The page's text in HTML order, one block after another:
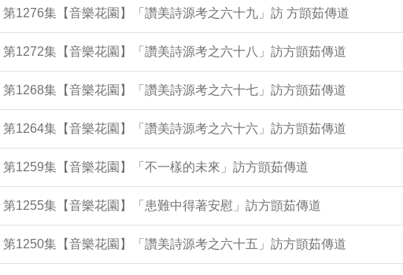
第1276集【音樂花園】「讚美詩源考之六十九」訪 方顗茹傳道
第1272集【音樂花園】「讚美詩源考之六十八」訪方顗茹傳道
第1268集【音樂花園】「讚美詩源考之六十七」訪方顗茹傳道
第1264集【音樂花園】「讚美詩源考之六十六」訪方顗茹傳道
第1259集【音樂花園】「不一樣的未來」訪方顗茹傳道
第1255集【音樂花園】「患難中得著安慰」訪方顗茹傳道
第1250集【音樂花園】「讚美詩源考之六十五」訪方顗茹傳道